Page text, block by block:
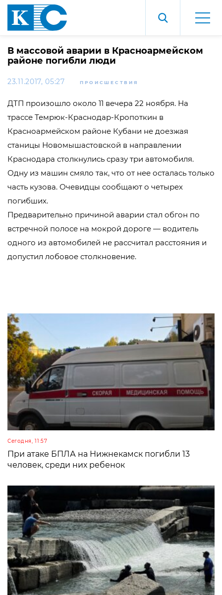
В массовой аварии в Красноармейском
районе погибли люди‍
23.11.2017, 05:27 ПРОИСШЕСТВИЯ
ДТП произошло около 11 вечера 22 ноября. На
трассе Темрюк-Краснодар-Кропоткин в
Красноармейском районе Кубани не доезжая
станицы Новомышастовской в направлении
Краснодара столкнулись сразу три автомобиля.
Одну из машин смяло так, что от нее осталась только
часть кузова. Очевидцы сообщают о четырех
погибших.
Предварительно причиной аварии стал обгон по
встречной полосе на мокрой дороге — водитель
одного из автомобилей не рассчитал расстояния и
допустил лобовое столкновение.
Сегодня, 11:57
При атаке БПЛА на Нижнекамск погибли 13
человек, среди них ребенок